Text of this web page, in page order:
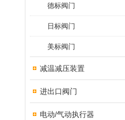
德标阀门
日标阀门
美标阀门
减温减压装置
进出口阀门
电动/气动执行器